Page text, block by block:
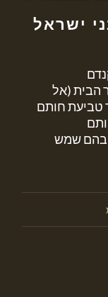
ישראל
הבית (אל
טביעת חותם
בהם שמש